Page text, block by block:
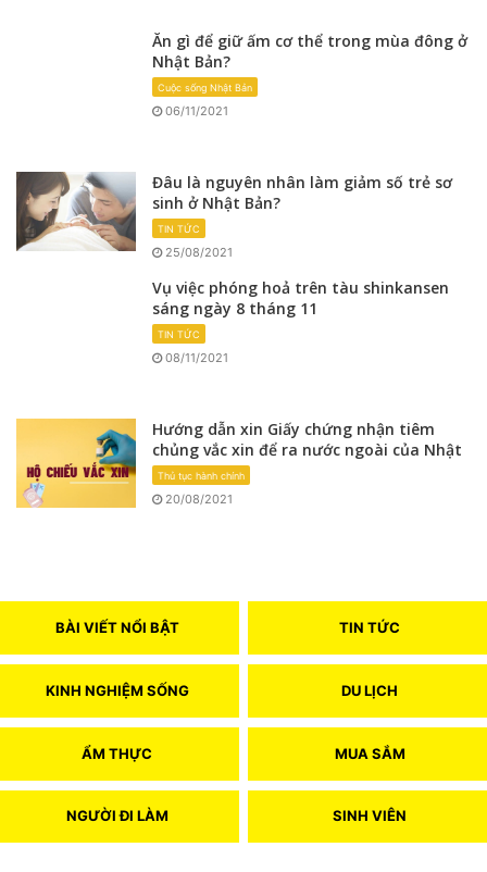
Ăn gì để giữ ấm cơ thể trong mùa đông ở
Nhật Bản?
Cuộc sống Nhật Bản
06/11/2021
Đâu là nguyên nhân làm giảm số trẻ sơ
sinh ở Nhật Bản?
TIN TỨC
25/08/2021
Vụ việc phóng hoả trên tàu shinkansen
sáng ngày 8 tháng 11
TIN TỨC
08/11/2021
Hướng dẫn xin Giấy chứng nhận tiêm
chủng vắc xin để ra nước ngoài của Nhật
Thủ tục hành chính
20/08/2021
BÀI VIẾT NỔI BẬT TIN TỨC
KINH NGHIỆM SỐNG DU LỊCH
ẨM THỰC MUA SẮM
NGƯỜI ĐI LÀM SINH VIÊN